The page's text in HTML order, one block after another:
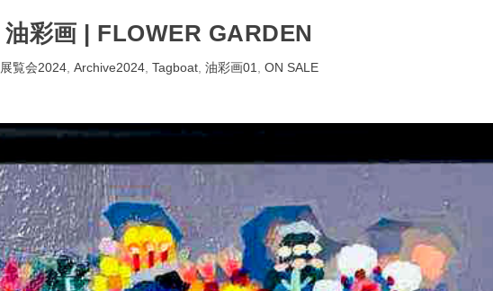
油彩画 | FLOWER GARDEN
展覧会2024, Archive2024, Tagboat, 油彩画01, ON SALE